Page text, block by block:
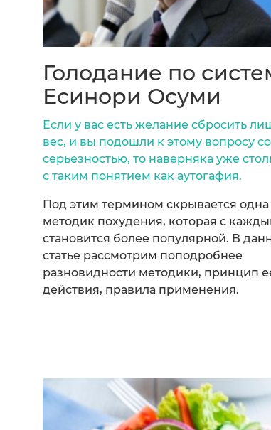
Голодание по
Есинори Осуми
Если у вас есть желание сбросить
вес, и вы подошли к этому вопросу
серьезностью, то наверняка уже
с таким понятием как аутогафия.
Под этим термином скрывается одна
методик похудения, которая с
становится более популярной. В
статье рассмотрим поподробнее
разновидности методики, принцип
действия, правила применения.